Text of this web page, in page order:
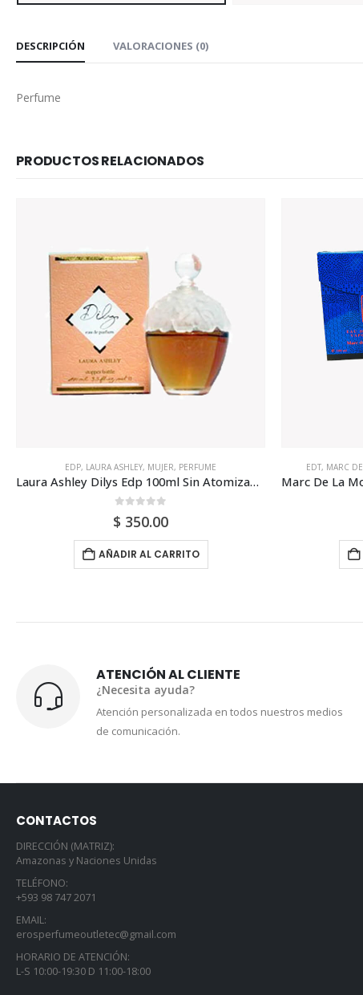
DESCRIPCIÓN VALORACIONES (0)
Perfume
PRODUCTOS RELACIONADOS
MARC DE LA MORANDIERE,MUJER,PERFUME
Marc De La Morandiere Bleu De Chine Edt 100ml Para Mujer
$ 160.00
AÑADIR AL CARRITO
MUJER,
ATENCIÓN AL CLIENTE
¿Necesita ayuda?
Atención personalizada en todos nuestros medios
de comunicación.
CONTACTOS
DIRECCIÓN (MATRIZ):
Amazonas y Naciones Unidas
TELÉFONO:
+593 98 747 2071
EMAIL:
erosperfumeoutletec@gmail.com
HORARIO DE ATENCIÓN:
L-S 10:00-19:30 D 11:00-18:00